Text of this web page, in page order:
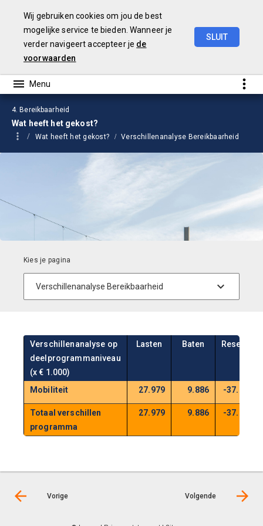
Wij gebruiken cookies om jou de best
mogelijke service te bieden. Wanneer je
verder navigeert accepteer je de
voorwaarden
SLUIT
4. Bereikbaarheid
Wat heeft het gekost?
Wat heeft het gekost? Verschillenanalyse Bereikbaarheid
Verschillenanalyse op
deelprogrammaniveau
(x € 1.000)
Lasten Baten Reserve
Mobiliteit 27.979 9.886 -37.928
Totaal verschillen
programma
27.979 9.886 -37.928
Vorige Volgende